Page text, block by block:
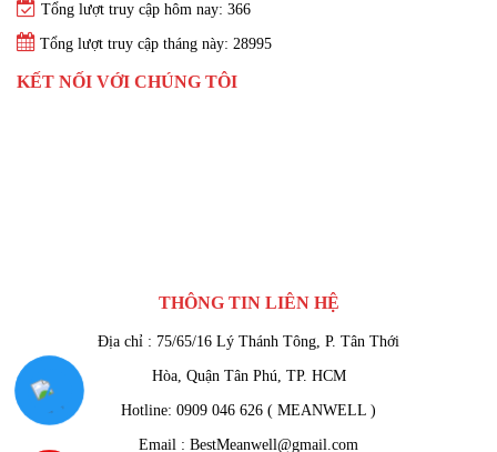
Tổng lượt truy cập hôm nay: 366
Tổng lượt truy cập tháng này: 28995
KẾT NỐI VỚI CHÚNG TÔI
THÔNG TIN LIÊN HỆ
Địa chỉ : 75/65/16 Lý Thánh Tông, P. Tân Thới
Hòa, Quận Tân Phú, TP. HCM
Hotline: 0909 046 626 ( MEANWELL )
Email : BestMeanwell@gmail.com